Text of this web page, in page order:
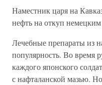
Наместник царя на
нефть на откуп
Лечебные препараты из
популярность. Во время
каждого японского
с нафталанской мазью.